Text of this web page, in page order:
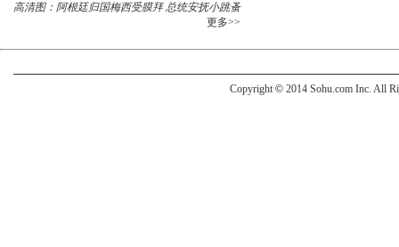
高清图：阿根廷归国梅西受膜拜 总统安抚小跳蚤
更多>>
Copyright © 2014 Sohu.com Inc. All